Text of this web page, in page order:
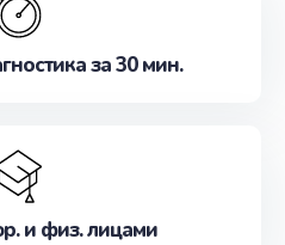
за 30 мин.
и физ. лицами